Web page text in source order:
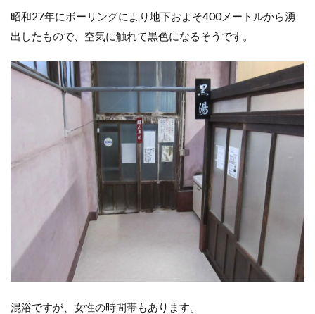
昭和27年にボーリングにより地下およそ400メートルから湧
出したもので、空気に触れて黒色になるそうです。
混浴ですが、女性の時間帯もあります。